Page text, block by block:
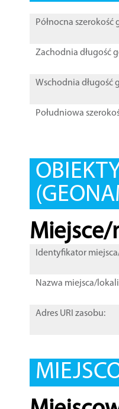
Północna szerokość
Zachodnia długość
Wschodnia długość
Południowa
Identyfikator
Nazwa miejsca/
Adres URI zasobu: